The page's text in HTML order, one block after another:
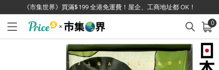
《市集世界》買滿$199 全港免運費！屋企、工商地址都 OK！
0
已加入購物車 查看